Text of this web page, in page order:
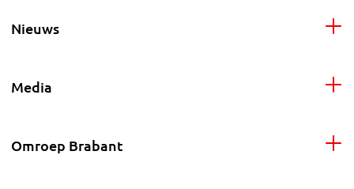
Nieuws
Media
Omroep Brabant